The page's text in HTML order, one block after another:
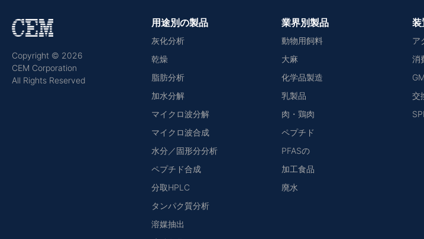
Copyright © 2026
CEM Corporation
All Rights Reserved
用途別の製品
灰化分析
乾燥
脂肪分析
加水分解
マイクロ波分解
マイクロ波合成
水分／固形分分析
ペプチド合成
分取HPLC
タンパク質分析
溶媒抽出
業界別製品
動物用飼料
大麻
化学品製造
乳製品
肉・鶏肉
ペプチド
PFASの
加工食品
廃水
装
ア
消
交